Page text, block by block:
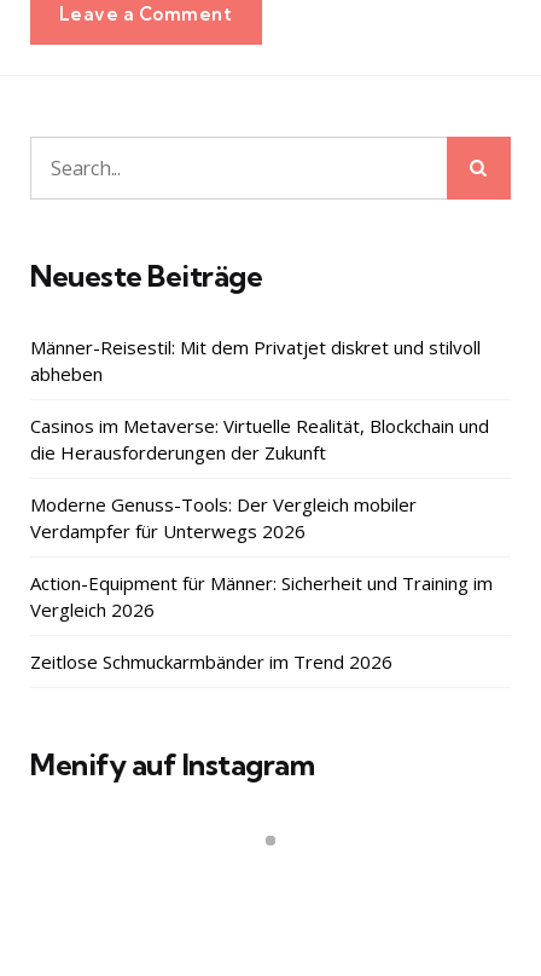
Leave a Comment
Search
for:
Neueste Beiträge
Männer-Reisestil: Mit dem Privatjet diskret und stilvoll
abheben
Casinos im Metaverse: Virtuelle Realität, Blockchain und
die Herausforderungen der Zukunft
Moderne Genuss-Tools: Der Vergleich mobiler
Verdampfer für Unterwegs 2026
Action-Equipment für Männer: Sicherheit und Training im
Vergleich 2026
Zeitlose Schmuckarmbänder im Trend 2026
Menify auf Instagram